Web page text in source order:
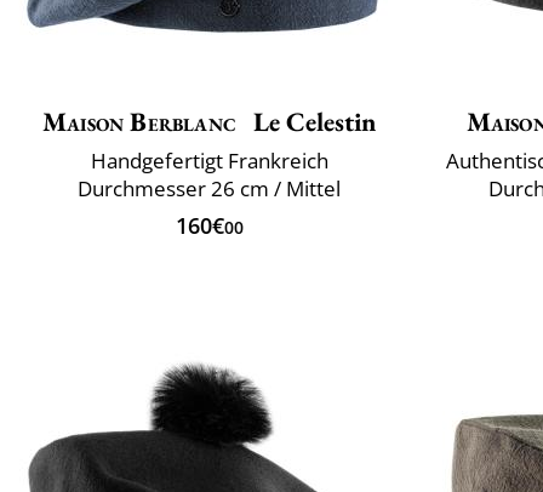
Maison Berblanc Le Celestin
Handgefertigt Frankreich
Durchmesser 26 cm / Mittel
160€00